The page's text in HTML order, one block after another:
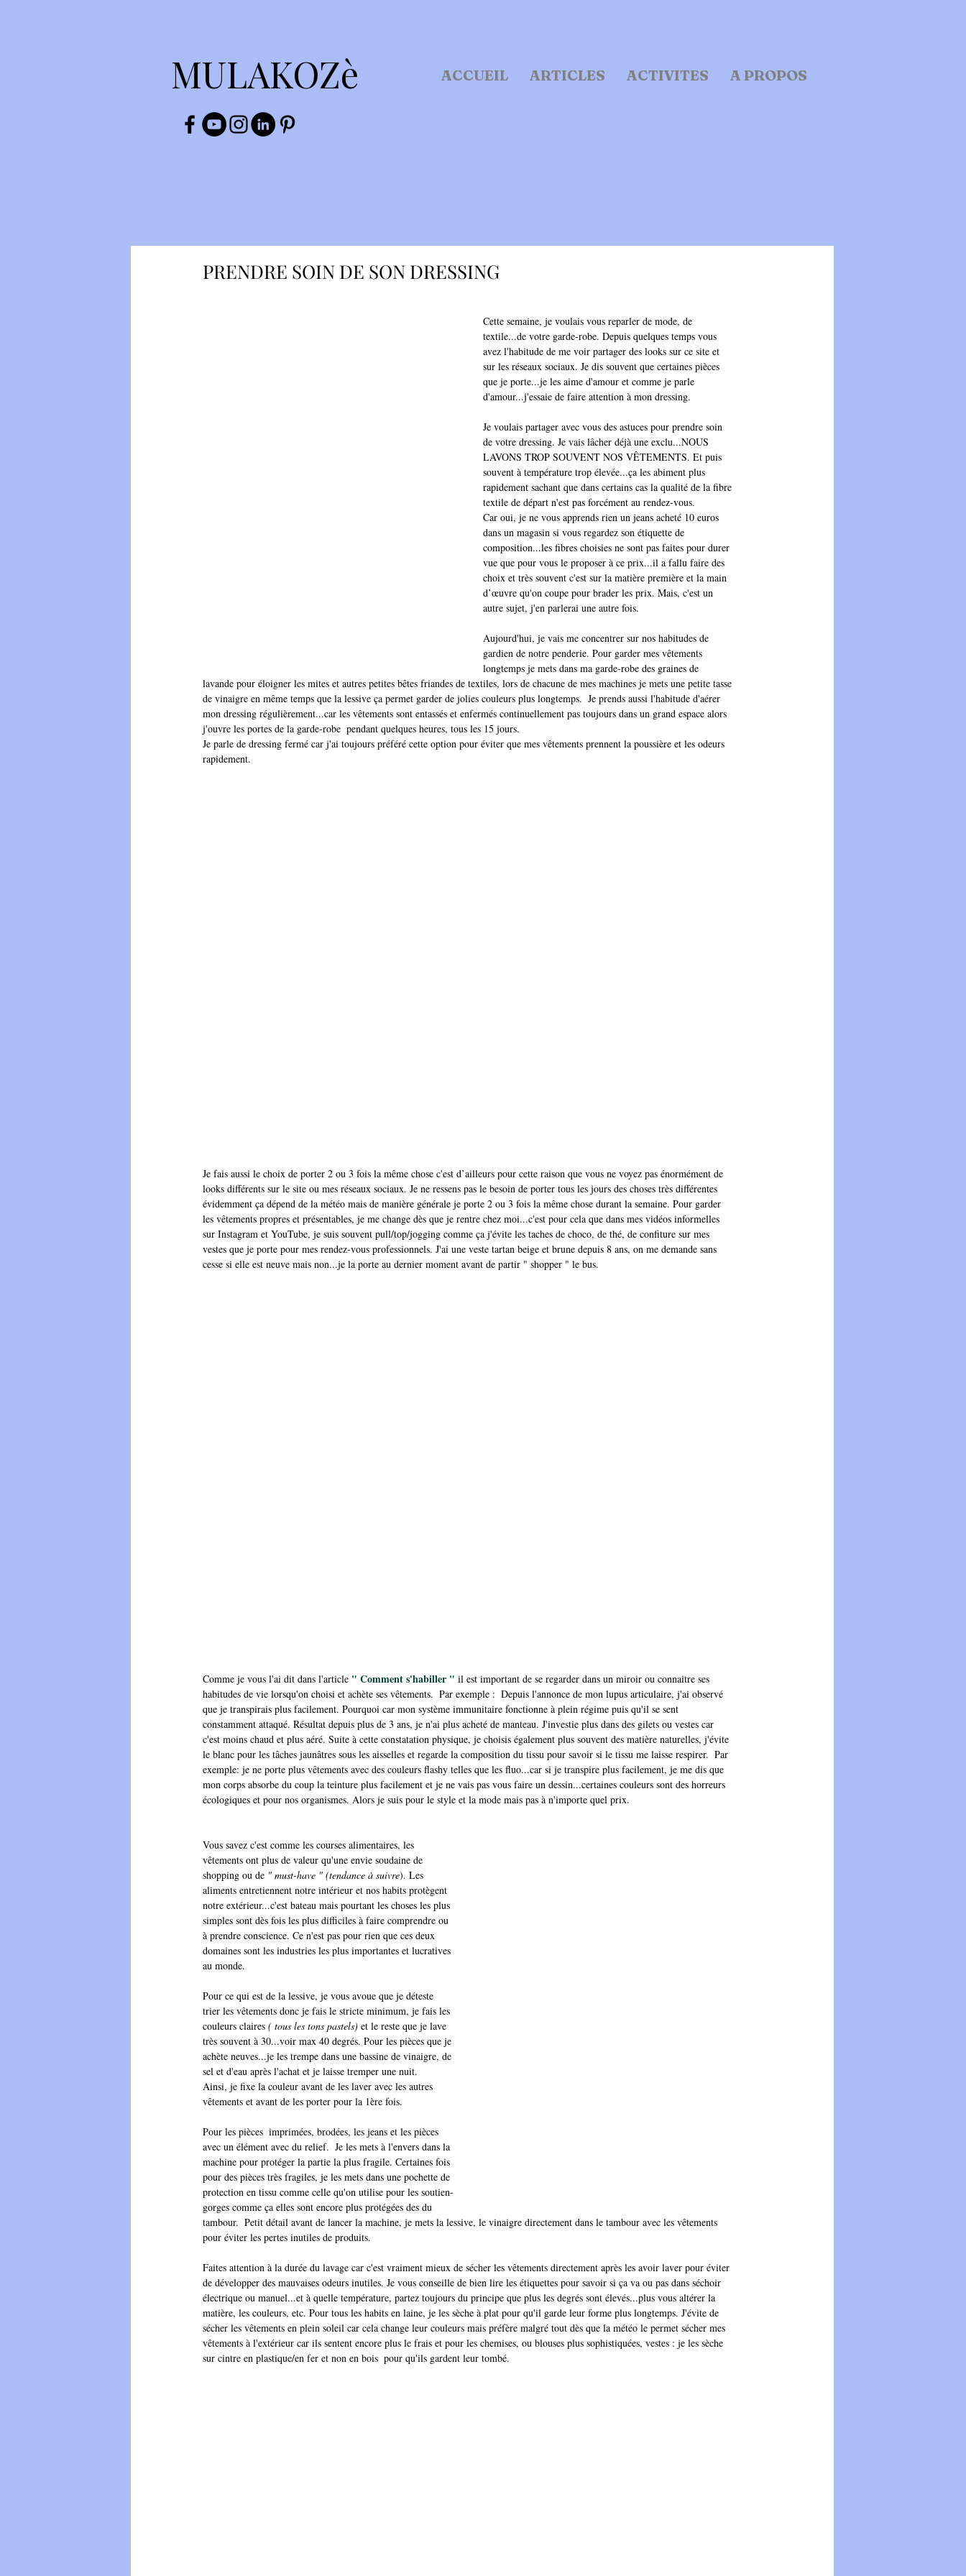
MULAKOZè ACCUEIL ARTICLES ACTIVITES A PROPOS
PRENDRE SOIN DE SON DRESSING
Cette semaine, je voulais vous reparler de mode, de
textile...de votre garde-robe. Depuis quelques temps vous
avez l'habitude de me voir partager des looks sur ce site et
sur les réseaux sociaux. Je dis souvent que certaines pièces
que je porte...je les aime d'amour et comme je parle
d'amour...j'essaie de faire attention à mon dressing.
Je voulais partager avec vous des astuces pour prendre soin
de votre dressing. Je vais lâcher déjà une exclu...NOUS
LAVONS TROP SOUVENT NOS VÊTEMENTS. Et puis
souvent à température trop élevée...ça les abiment plus
rapidement sachant que dans certains cas la qualité de la fibre
textile de départ n'est pas forcément au rendez-vous.
Car oui, je ne vous apprends rien un jeans acheté 10 euros
dans un magasin si vous regardez son étiquette de
composition...les fibres choisies ne sont pas faites pour durer
vue que pour vous le proposer à ce prix...il a fallu faire des
choix et très souvent c'est sur la matière première et la main
d’œuvre qu'on coupe pour brader les prix. Mais, c'est un
autre sujet, j'en parlerai une autre fois.
Aujourd'hui, je vais me concentrer sur nos habitudes de
gardien de notre penderie. Pour garder mes vêtements
longtemps je mets dans ma garde-robe des graines de
lavande pour éloigner les mites et autres petites bêtes friandes de textiles, lors de chacune de mes machines je mets une petite tasse
de vinaigre en même temps que la lessive ça permet garder de jolies couleurs plus longtemps.  Je prends aussi l'habitude d'aérer
mon dressing régulièrement...car les vêtements sont entassés et enfermés continuellement pas toujours dans un grand espace alors
j'ouvre les portes de la garde-robe  pendant quelques heures, tous les 15 jours.
Je parle de dressing fermé car j'ai toujours préféré cette option pour éviter que mes vêtements prennent la poussière et les odeurs
rapidement.
Je fais aussi le choix de porter 2 ou 3 fois la même chose c'est d’ailleurs pour cette raison que vous ne voyez pas énormément de
looks différents sur le site ou mes réseaux sociaux. Je ne ressens pas le besoin de porter tous les jours des choses très différentes
évidemment ça dépend de la météo mais de manière générale je porte 2 ou 3 fois la même chose durant la semaine. Pour garder
les vêtements propres et présentables, je me change dès que je rentre chez moi...c'est pour cela que dans mes vidéos informelles
sur Instagram et YouTube, je suis souvent pull/top/jogging comme ça j'évite les taches de choco, de thé, de confiture sur mes
vestes que je porte pour mes rendez-vous professionnels. J'ai une veste tartan beige et brune depuis 8 ans, on me demande sans
cesse si elle est neuve mais non...je la porte au dernier moment avant de partir " shopper " le bus.
Comme je vous l'ai dit dans l'article " Comment s'habiller " il est important de se regarder dans un miroir ou connaitre ses
habitudes de vie lorsqu'on choisi et achète ses vêtements.  Par exemple :  Depuis l'annonce de mon lupus articulaire, j'ai observé
que je transpirais plus facilement. Pourquoi car mon système immunitaire fonctionne à plein régime puis qu'il se sent
constamment attaqué. Résultat depuis plus de 3 ans, je n'ai plus acheté de manteau. J'investie plus dans des gilets ou vestes car
c'est moins chaud et plus aéré. Suite à cette constatation physique, je choisis également plus souvent des matière naturelles, j'évite
le blanc pour les tâches jaunâtres sous les aisselles et regarde la composition du tissu pour savoir si le tissu me laisse respirer.  Par
exemple: je ne porte plus vêtements avec des couleurs flashy telles que les fluo...car si je transpire plus facilement, je me dis que
mon corps absorbe du coup la teinture plus facilement et je ne vais pas vous faire un dessin...certaines couleurs sont des horreurs
écologiques et pour nos organismes. Alors je suis pour le style et la mode mais pas à n'importe quel prix.
Vous savez c'est comme les courses alimentaires, les
vêtements ont plus de valeur qu'une envie soudaine de
shopping ou de " must-have " (tendance à suivre). Les
aliments entretiennent notre intérieur et nos habits protègent
notre extérieur...c'est bateau mais pourtant les choses les plus
simples sont dès fois les plus difficiles à faire comprendre ou
à prendre conscience. Ce n'est pas pour rien que ces deux
domaines sont les industries les plus importantes et lucratives
au monde.
Pour ce qui est de la lessive, je vous avoue que je déteste
trier les vêtements donc je fais le stricte minimum, je fais les
couleurs claires ( tous les tons pastels) et le reste que je lave
très souvent à 30...voir max 40 degrés. Pour les pièces que je
achète neuves...je les trempe dans une bassine de vinaigre, de
sel et d'eau après l'achat et je laisse tremper une nuit.
Ainsi, je fixe la couleur avant de les laver avec les autres
vêtements et avant de les porter pour la 1ère fois.
Pour les pièces  imprimées, brodées, les jeans et les pièces
avec un élément avec du relief.  Je les mets à l'envers dans la
machine pour protéger la partie la plus fragile. Certaines fois
pour des pièces très fragiles, je les mets dans une pochette de
protection en tissu comme celle qu'on utilise pour les soutien-
gorges comme ça elles sont encore plus protégées des du
tambour.  Petit détail avant de lancer la machine, je mets la lessive, le vinaigre directement dans le tambour avec les vêtements
pour éviter les pertes inutiles de produits.
Faites attention à la durée du lavage car c'est vraiment mieux de sécher les vêtements directement après les avoir laver pour éviter
de développer des mauvaises odeurs inutiles. Je vous conseille de bien lire les étiquettes pour savoir si ça va ou pas dans séchoir
électrique ou manuel...et à quelle température, partez toujours du principe que plus les degrés sont élevés...plus vous altérer la
matière, les couleurs, etc. Pour tous les habits en laine, je les sèche à plat pour qu'il garde leur forme plus longtemps. J'évite de
sécher les vêtements en plein soleil car cela change leur couleurs mais préfère malgré tout dès que la météo le permet sécher mes
vêtements à l'extérieur car ils sentent encore plus le frais et pour les chemises, ou blouses plus sophistiquées, vestes : je les sèche
sur cintre en plastique/en fer et non en bois  pour qu'ils gardent leur tombé.